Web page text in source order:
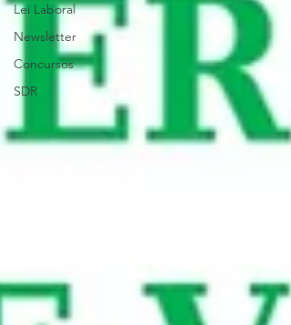
Lei Laboral
Newsletter
Concursos
SDR